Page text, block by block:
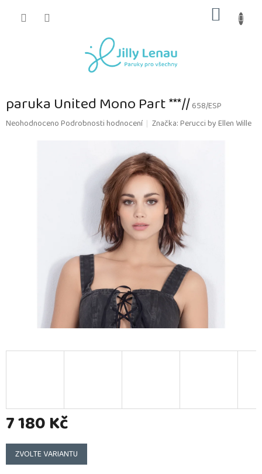
KOŠÍK
paruka United Mono Part ***//658/ESP
Průměrné
NeohodnocenoPodrobnosti hodnocení Značka:Perucci by Ellen Wille
7 180 Kč
Měrná
cena:
ZVOLTE VARIANTU